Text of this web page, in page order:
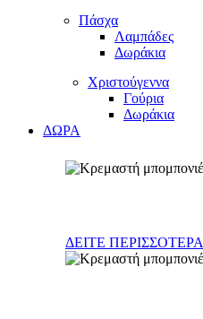
Πάσχα
Λαμπάδες
Δωράκια
Χριστούγεννα
Γούρια
Δωράκια
ΔΩΡΑ
ΔΕΙΤΕ ΠΕΡΙΣΣΟΤΕΡΑ